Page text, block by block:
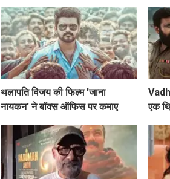
थलापति विजय की फिल्म 'जाना
नायकन' ने बॉक्स ऑफिस पर कमाए
एक